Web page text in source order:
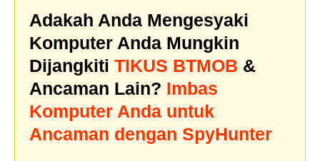
Adakah Anda Mengesyaki
Komputer Anda Mungkin
Dijangkiti TIKUS BTMOB &
Ancaman Lain? Imbas
Komputer Anda untuk
Ancaman dengan SpyHunter